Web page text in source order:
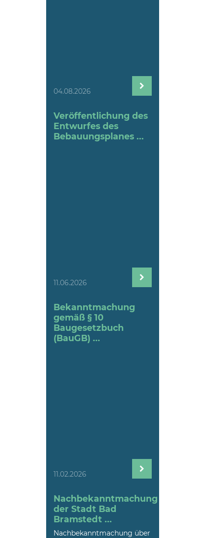
04.08.2026
Veröffentlichung des
Entwurfes des
Bebauungsplanes ...
11.06.2026
Bekanntmachung
gemäß § 10
Baugesetzbuch
(BauGB) ...
11.02.2026
Nachbekanntmachung
der Stadt Bad
Bramstedt ...
Nachbekanntmachung über